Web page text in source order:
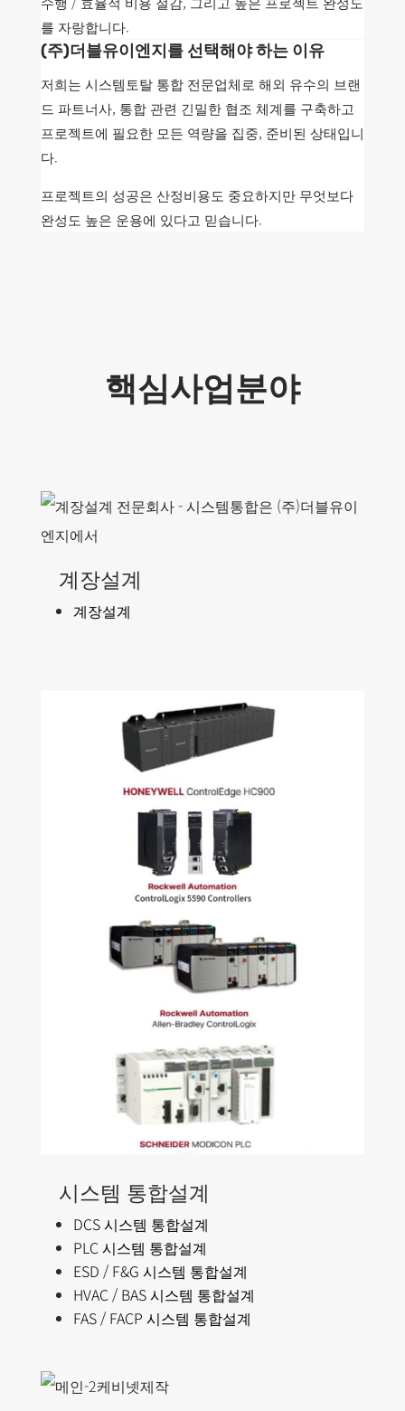
를 자랑합니다.
(주)더블유이엔지를 선택해야 하는 이유
저희는 시스템토탈 통합 전문업체로 해외 유수의 브랜
드 파트너사, 통합 관련 긴밀한 협조 체계를 구축하고
프로젝트에 필요한 모든 역량을 집중, 준비된 상태입니
다.
프로젝트의 성공은 산정비용도 중요하지만 무엇보다
완성도 높은 운용에 있다고 믿습니다.
핵심사업분야
계장설계
계장설계
시스템 통합설계
DCS 시스템 통합설계
PLC 시스템 통합설계
ESD / F&G 시스템 통합설계
HVAC / BAS 시스템 통합설계
FAS / FACP 시스템 통합설계